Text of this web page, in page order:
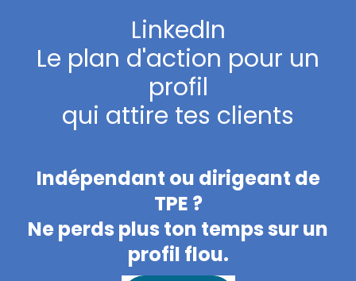
LinkedIn
Le plan d'action pour un
profil
qui attire tes clients
Indépendant ou dirigeant de
TPE ?
Ne perds plus ton temps sur un
profil flou.